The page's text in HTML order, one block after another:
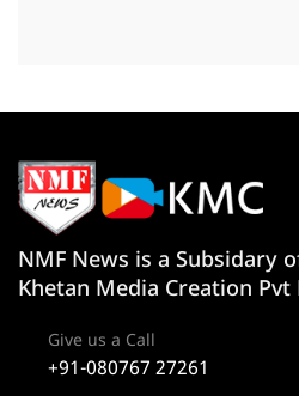
NMF News is a Subsidary
Khetan Media Creation Pvt
Give us a Call
+91-080767 27261